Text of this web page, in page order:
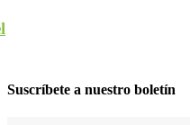
Suscríbete a nuestro boletín